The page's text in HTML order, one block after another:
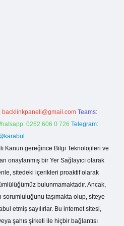
backlinkpaneli@gmail.com Teams:
0262 606 0 726 Telegram:
Kanun gereğince Bilgi Teknolojileri ve
onaylanmış bir Yer Sağlayıcı olarak
sitedeki içerikleri proaktif olarak
bulunmamaktadır. Ancak,
sorumluluğunu taşımakta olup, siteye
etmiş sayılırlar. Bu internet sitesi,
şahıs şirketi ile hiçbir bağlantısı